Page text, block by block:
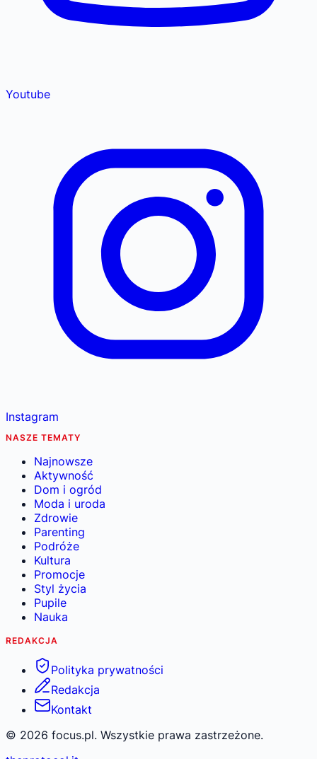
Youtube
Instagram
NASZE TEMATY
Najnowsze
Aktywność
Dom i ogród
Moda i uroda
Zdrowie
Parenting
Podróże
Kultura
Promocje
Styl życia
Pupile
Nauka
REDAKCJA
Polityka prywatności
Redakcja
Kontakt
© 2026 focus.pl. Wszystkie prawa zastrzeżone.